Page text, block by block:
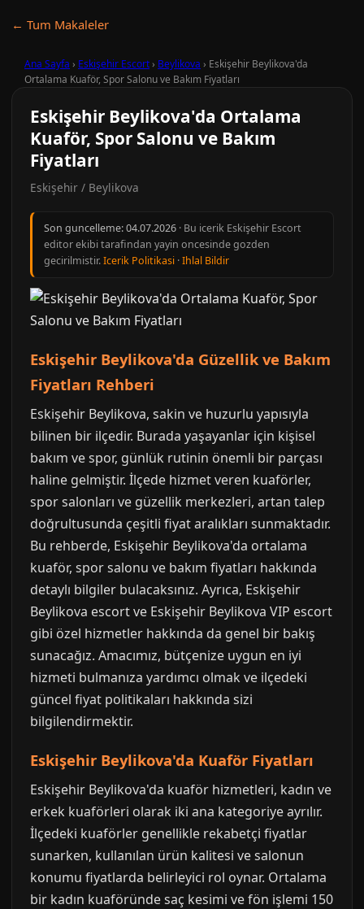
← Tum Makaleler
Ana Sayfa › Eskişehir Escort› Beylikova › Eskişehir Beylikova'da
Ortalama Kuaför, Spor Salonu ve Bakım Fiyatları
Eskişehir Beylikova'da Ortalama
Kuaför, Spor Salonu ve Bakım
Fiyatları
Eskişehir / Beylikova
Son guncelleme:04.07.2026 · Bu icerik Eskişehir Escort
editor ekibi tarafindan yayin oncesinde gozden
gecirilmistir.Icerik Politikasi ·Ihlal Bildir
Eskişehir Beylikova'da Güzellik ve Bakım
Fiyatları Rehberi
Eskişehir Beylikova, sakin ve huzurlu yapısıyla
bilinen bir ilçedir. Burada yaşayanlar için kişisel
bakım ve spor, günlük rutinin önemli bir parçası
haline gelmiştir. İlçede hizmet veren kuaförler,
spor salonları ve güzellik merkezleri, artan talep
doğrultusunda çeşitli fiyat aralıkları sunmaktadır.
Bu rehberde, Eskişehir Beylikova'da ortalama
kuaför, spor salonu ve bakım fiyatları hakkında
detaylı bilgiler bulacaksınız. Ayrıca, Eskişehir
Beylikova escort ve Eskişehir Beylikova VIP escort
gibi özel hizmetler hakkında da genel bir bakış
sunacağız. Amacımız, bütçenize uygun en iyi
hizmeti bulmanıza yardımcı olmak ve ilçedeki
güncel fiyat politikaları hakkında sizi
bilgilendirmektir.
Eskişehir Beylikova'da Kuaför Fiyatları
Eskişehir Beylikova'da kuaför hizmetleri, kadın ve
erkek kuaförleri olarak iki ana kategoriye ayrılır.
İlçedeki kuaförler genellikle rekabetçi fiyatlar
sunarken, kullanılan ürün kalitesi ve salonun
konumu fiyatlarda belirleyici rol oynar. Ortalama
bir kadın kuaföründe saç kesimi ve fön işlemi 150